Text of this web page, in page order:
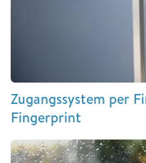
Zugangssystem per
Fingerprint